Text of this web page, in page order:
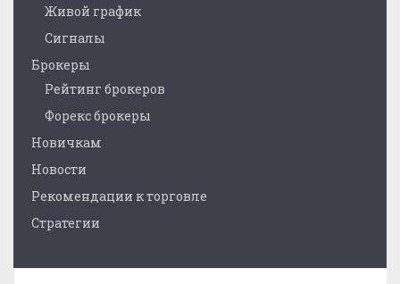
Живой график
Сигналы
Брокеры
Рейтинг брокеров
Форекс брокеры
Новичкам
Новости
Рекомендации к торговле
Стратегии